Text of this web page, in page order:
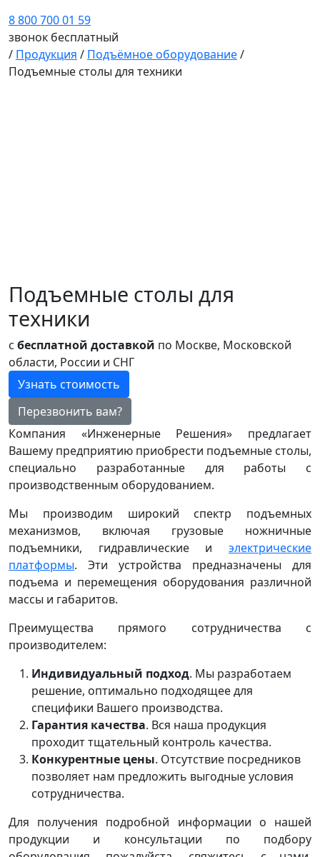
8 800 700 01 59
звонок бесплатный
/ Продукция / Подъёмное оборудование/
Подъемные столы для техники
Подъемные столы для
техники
с бесплатной доставкой по Москве, Московской
области, России и СНГ
Узнать стоимость
Перезвонить вам?
Компания «Инженерные Решения» предлагает
Вашему предприятию приобрести подъемные столы,
специально разработанные для работы с
производственным оборудованием.
Мы производим широкий спектр подъемных
механизмов, включая грузовые ножничные
подъемники, гидравлические и электрические
платформы. Эти устройства предназначены для
подъема и перемещения оборудования различной
массы и габаритов.
Преимущества прямого сотрудничества с
производителем:
Индивидуальный подход. Мы разработаем
решение, оптимально подходящее для
специфики Вашего производства.
Гарантия качества. Вся наша продукция
проходит тщательный контроль качества.
Конкурентные цены. Отсутствие посредников
позволяет нам предложить выгодные условия
сотрудничества.
Для получения подробной информации о нашей
продукции и консультации по подбору